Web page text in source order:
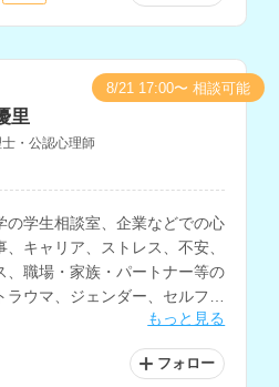
里
・公認心理師
の学生相談室、企業などでの心
キャリア、ストレス、不安、
、職場・家族・パートナー等の
ウマ、ジェンダー、セルフケ
適応、海外生活・移住に関する
いるカウンセラーさんです。
もっと見る
フォロー
8/21 17:00〜 相談可能